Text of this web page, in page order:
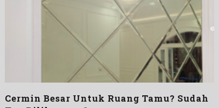
Cermin Besar Untuk Ruang Tamu? Sudah